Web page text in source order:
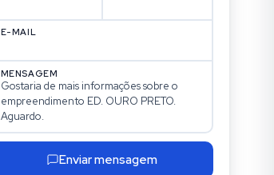
E-MAIL
MENSAGEM
Enviar mensagem